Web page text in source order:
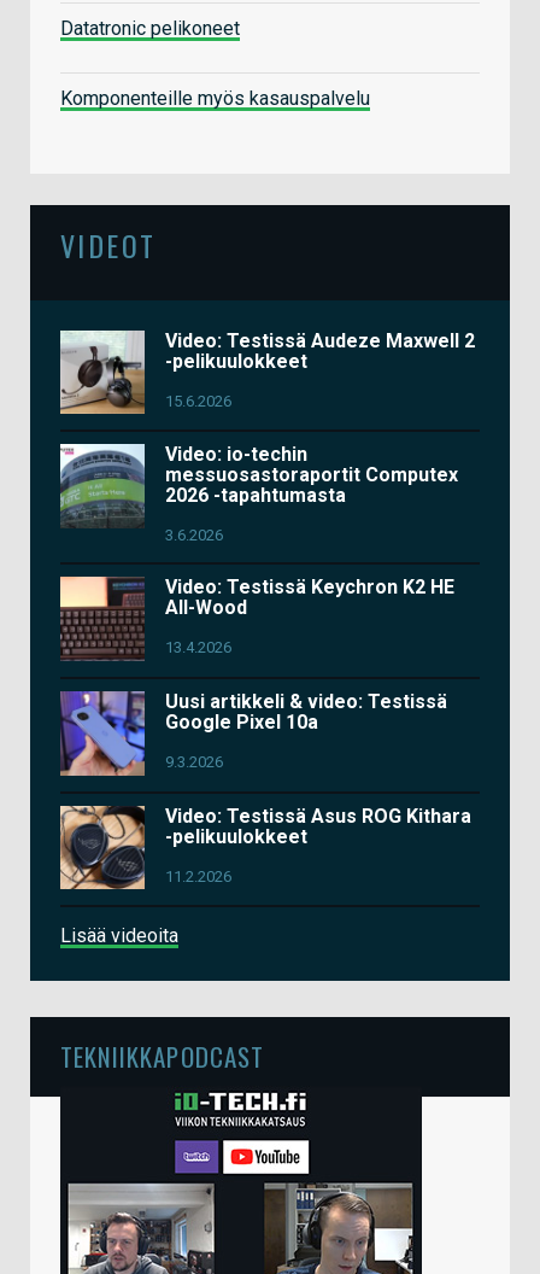
Datatronic pelikoneet
Komponenteille myös kasauspalvelu
VIDEOT
Video: Testissä Audeze Maxwell 2
-pelikuulokkeet
15.6.2026
Video: io-techin
messuosastoraportit Computex
2026 -tapahtumasta
3.6.2026
Video: Testissä Keychron K2 HE
All-Wood
13.4.2026
Uusi artikkeli & video: Testissä
Google Pixel 10a
9.3.2026
Video: Testissä Asus ROG Kithara
-pelikuulokkeet
11.2.2026
Lisää videoita
TEKNIIKKAPODCAST